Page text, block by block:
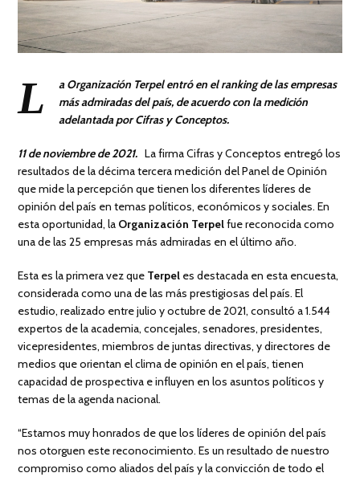
L
a Organización Terpel entró en el ranking de las empresas
más admiradas del país, de acuerdo con la medición
adelantada por Cifras y Conceptos.
11 de noviembre de 2021. La firma Cifras y Conceptos entregó los
resultados de la décima tercera medición del Panel de Opinión
que mide la percepción que tienen los diferentes líderes de
opinión del país en temas políticos, económicos y sociales. En
esta oportunidad, la Organización Terpelfue reconocida como
una de las 25 empresas más admiradas en el último año.
Esta es la primera vez que Terpel es destacada en esta encuesta,
considerada como una de las más prestigiosas del país. El
estudio, realizado entre julio y octubre de 2021, consultó a 1.544
expertos de la academia, concejales, senadores, presidentes,
vicepresidentes, miembros de juntas directivas, y directores de
medios que orientan el clima de opinión en el país, tienen
capacidad de prospectiva e influyen en los asuntos políticos y
temas de la agenda nacional.
“Estamos muy honrados de que los líderes de opinión del país
nos otorguen este reconocimiento. Es un resultado de nuestro
compromiso como aliados del país y la convicción de todo el